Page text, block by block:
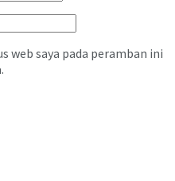
web saya pada peramban ini